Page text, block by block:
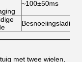
~100±50ms
Besnoeiingslading
met twee wielen,